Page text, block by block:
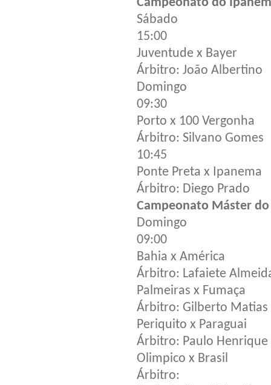
Campeonato do
Sábado
15:00
Juventude x Bayer
Árbitro: João Albertino
Domingo
09:30
Porto x 100 Vergonha
Árbitro: Silvano Gomes
10:45
Ponte Preta x Ipanema
Árbitro: Diego Prado
Campeonato Máster do
Domingo
09:00
Bahia x América
Árbitro: Lafaiete
Palmeiras x Fumaça
Árbitro: Gilberto Matias
Periquito x Paraguai
Árbitro: Paulo Henrique
Olimpico x Brasil
Árbitro: